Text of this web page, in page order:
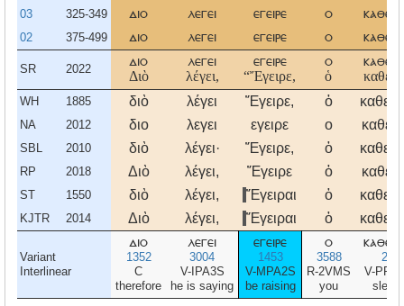
03 325-349 διο λεγει εγειρε ο
02 375-499 διο λεγει εγειρε ο
SR 2022
διο
Διὸ
λεγει
λέγει,
εγειρε
“Ἔγειρε,
ο
ὁ
WH 1885 διὸ λέγει Ἔγειρε, ὁ
NA 2012 διο λεγει εγειρε ο
SBL 2010 διὸ λέγει· Ἔγειρε, ὁ
RP 2018 Διὸ λέγει, Ἔγειρε ὁ
ST 1550 διὸ λέγει, Ἔγειραι ὁ
KJTR 2014 Διὸ λέγει, Ἔγειραι ὁ
Variant
Interlinear
διο
1352
C
therefore
λεγει
3004
V-IPA3S
he is saying
εγειρε
1453
V-MPA2S
be raising
ο
3588
R-2VMS
you
V-